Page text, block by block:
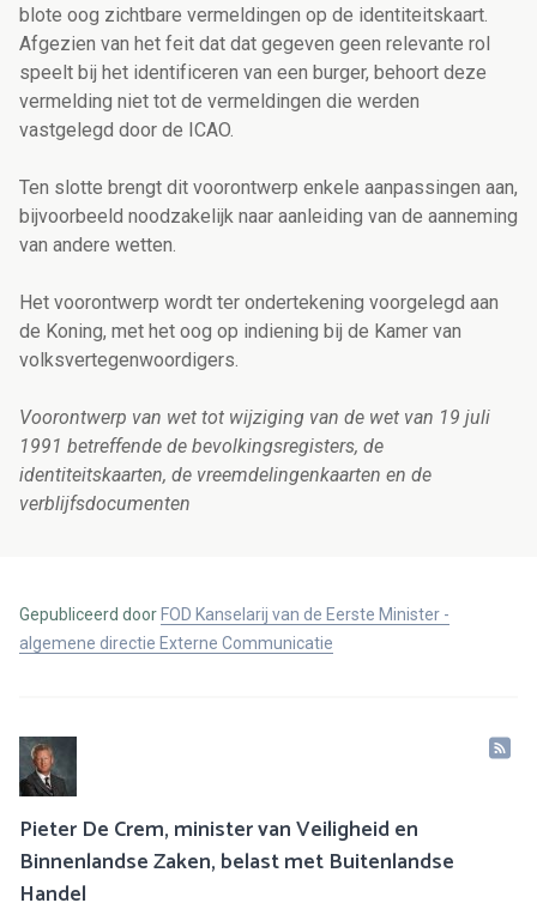
blote oog zichtbare vermeldingen op de identiteitskaart.
Afgezien van het feit dat dat gegeven geen relevante rol
speelt bij het identificeren van een burger, behoort deze
vermelding niet tot de vermeldingen die werden
vastgelegd door de ICAO.
Ten slotte brengt dit voorontwerp enkele aanpassingen aan,
bijvoorbeeld noodzakelijk naar aanleiding van de aanneming
van andere wetten.
Het voorontwerp wordt ter ondertekening voorgelegd aan
de Koning, met het oog op indiening bij de Kamer van
volksvertegenwoordigers.
Voorontwerp van wet tot wijziging van de wet van 19 juli
1991 betreffende de bevolkingsregisters, de
identiteitskaarten, de vreemdelingenkaarten en de
verblijfsdocumenten
Gepubliceerd door FOD Kanselarij van de Eerste Minister -
algemene directie Externe Communicatie
Pieter De Crem, minister van Veiligheid en
Binnenlandse Zaken, belast met Buitenlandse
Handel